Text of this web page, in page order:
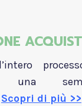
una
Scopri di più >>